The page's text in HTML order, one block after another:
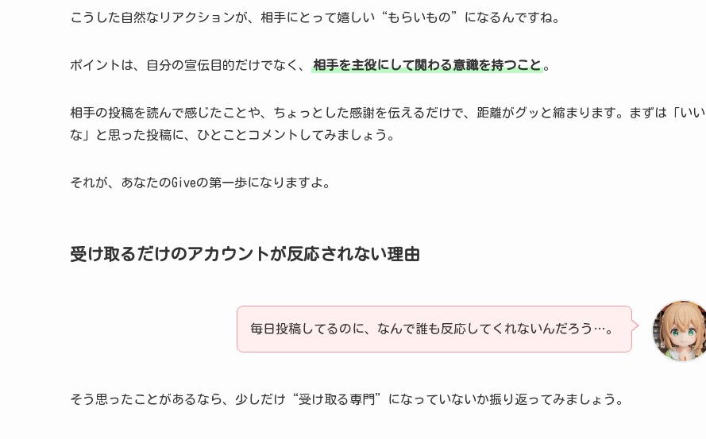
こうした自然なリアクションが、相手にとって嬉しい“もらいもの”になるんですね。
ポイントは、自分の宣伝目的だけでなく、 相手を主役にして関わる意識を持つこと。
相手の投稿を読んで感じたことや、ちょっとした感謝を伝えるだけで、距離がグッと縮まります。まずは「いい
な」と思った投稿に、ひとことコメントしてみましょう。
それが、あなたのGiveの第一歩になりますよ。
受け取るだけのアカウントが反応されない理由
毎日投稿してるのに、なんで誰も反応してくれないんだろう…。
そう思ったことがあるなら、少しだけ“受け取る専門”になっていないか振り返ってみましょう。